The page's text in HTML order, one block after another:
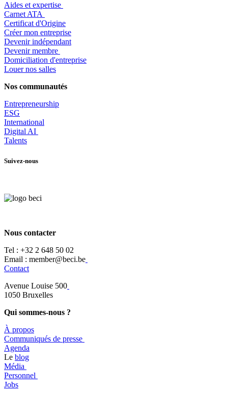
Aides et expertise
​Carnet ATA
Certificat d'Origine
Créer mon entreprise
Devenir indépendant
Devenir membre
​Domiciliation d'entreprise
Louer nos salles
Nos communautés
Entrepreneurship
ESG
International
Digital AI
Talents
Suivez-nous
Nous contacter
Tel : +32 2 648 50 02​
​​Email : member@beci.be
Contact
Avenue Louise 500
​1050 Bruxelles
Qui sommes-nous ?
À propos
​​Communiqués de presse
​Agenda
​​Le blog
​Média
Personnel
Jobs